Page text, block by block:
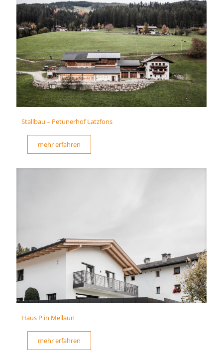
Stallbau – Petunerhof Latzfons
mehr erfahren
Haus P in Mellaun
mehr erfahren